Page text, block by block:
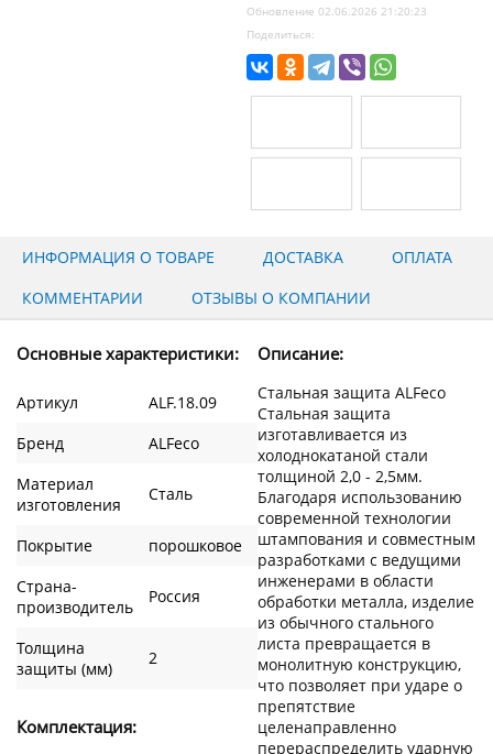
Обновление 02.06.2026 21:20:23
Поделиться:
ИНФОРМАЦИЯ О ТОВАРЕ ДОСТАВКА
ОПЛАТА
КОММЕНТАРИИ
ОТЗЫВЫ О КОМПАНИИ
Основные характеристики:
Артикул
ALF.18.09
Бренд
ALFeco
Материал
изготовления
Сталь
Покрытие
порошковое
Страна-
производитель
Россия
Толщина
защиты (мм)
2
Комплектация:
Описание:
Стальная защита ALFeco
Стальная защита
изготавливается из
холоднокатаной стали
толщиной 2,0 - 2,5мм.
Благодаря использованию
современной технологии
штампования и совместным
разработками с ведущими
инженерами в области
обработки металла, изделие
из обычного стального
листа превращается в
монолитную конструкцию,
что позволяет при ударе о
препятствие
целенаправленно
перераспределить ударную